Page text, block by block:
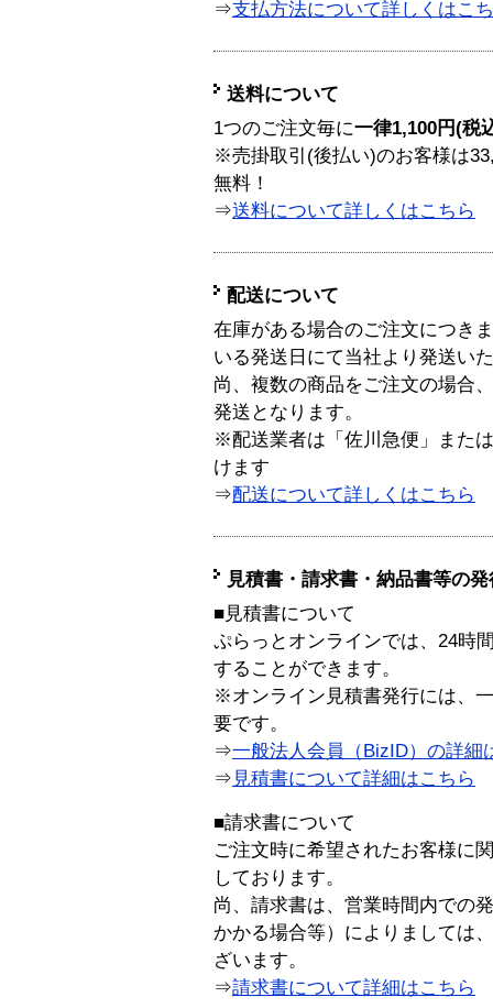
⇒支払方法について詳しくはこ
送料について
1つのご注文毎に一律1,100円(税
※売掛取引(後払い)のお客様は
無料！
⇒送料について詳しくはこちら
配送について
在庫がある場合のご注文につき
いる発送日にて当社より発送い
尚、複数の商品をご注文の場合
発送となります。
※配送業者は「佐川急便」また
けます
⇒配送について詳しくはこちら
見積書・請求書・納品書等の
■見積書について
ぷらっとオンラインでは、24時
することができます。
※オンライン見積書発行には、
要です。
⇒一般法人会員（BizID）の詳細
⇒ 見積書について詳細はこちら
■請求書について
ご注文時に希望されたお客様に
しております。
尚、請求書は、営業時間内での
かかる場合等）によりましては
ざいます。
⇒請求書について詳細はこちら